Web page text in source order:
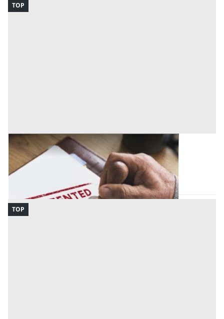
TOP
Brevetti all'asta a Milano
Milano
Codice asta:
c5fc9160
TOP